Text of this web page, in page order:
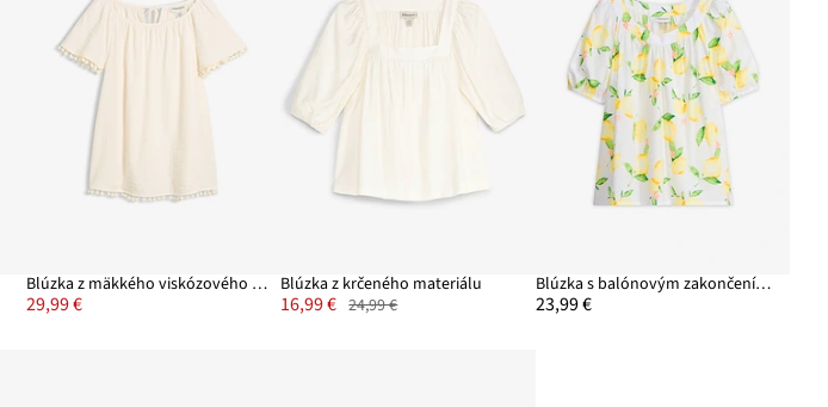
Blúzka z mäkkého viskózového mixu
29,99 €
Blúzka z krčeného materiálu
16,99 € 24,99 €
Blúzka s balónovým zakončením, z bavlny
23,99 €